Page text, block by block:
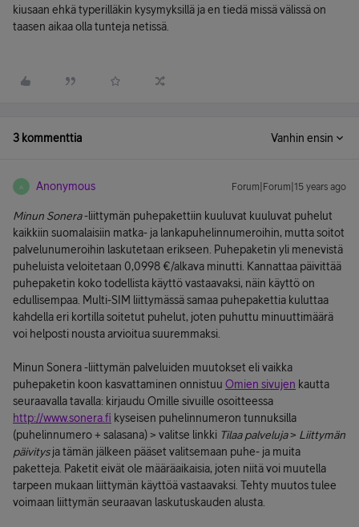
kiusaan ehkä typerilläkin kysymyksillä ja en tiedä missä välissä on
taasen aikaa olla tunteja netissä.
3 kommenttia Vanhin ensin
A Anonymous Forum|Forum|15 years ago
Minun Sonera-liittymän puhepakettiin kuuluvat kuuluvat puhelut
kaikkiin suomalaisiin matka- ja lankapuhelinnumeroihin, mutta soitot
palvelunumeroihin laskutetaan erikseen. Puhepaketin yli menevistä
puheluista veloitetaan 0,0998 €/alkava minutti. Kannattaa päivittää
puhepaketin koko todellista käyttö vastaavaksi, näin käyttö on
edullisempaa. Multi-SIM liittymässä samaa puhepakettia kuluttaa
kahdella eri kortilla soitetut puhelut, joten puhuttu minuuttimäärä
voi helposti nousta arvioitua suuremmaksi.
Minun Sonera -liittymän palveluiden muutokset eli vaikka
puhepaketin koon kasvattaminen onnistuu Omien sivujen kautta
seuraavalla tavalla: kirjaudu Omille sivuille osoitteessa
http://www.sonera.fi kyseisen puhelinnumeron tunnuksilla
(puhelinnumero + salasana) > valitse linkki Tilaa palveluja> Liittymän
päivitysja tämän jälkeen pääset valitsemaan puhe- ja muita
paketteja. Paketit eivät ole määräaikaisia, joten niitä voi muutella
tarpeen mukaan liittymän käyttöä vastaavaksi. Tehty muutos tulee
voimaan liittymän seuraavan laskutuskauden alusta.